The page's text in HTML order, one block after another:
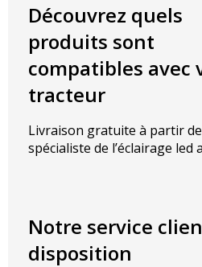
Découvrez quels
produits sont
compatibles avec
tracteur
Livraison gratuite à partir
spécialiste de l’éclairage led
Notre service
disposition